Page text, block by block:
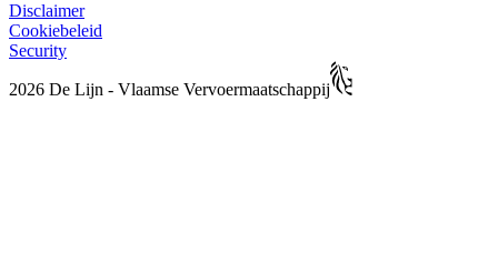
Disclaimer
Cookiebeleid
Security
2026 De Lijn - Vlaamse Vervoermaatschappij